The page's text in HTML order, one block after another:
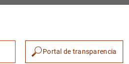
Portal de transparencia